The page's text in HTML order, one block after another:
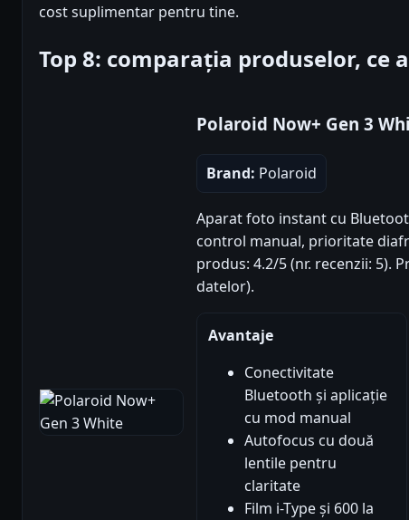
cost suplimentar pentru tine.
Top 8: comparația produselor, ce
Polaroid Now+ Gen 3
Brand: Polaroid
Aparat foto instant cu
control manual, prioritate
produs: 4.2/5 (nr. recenzii: 5).
datelor).
Avantaje
Conectivitate
Bluetooth și aplicație
cu mod manual
Autofocus cu două
lentile pentru
claritate
Film i-Type și 600 la